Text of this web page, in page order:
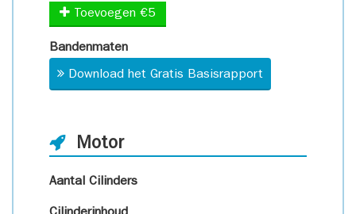
Toevoegen €5
Bandenmaten
Download het Gratis Basisrapport
Motor
Aantal Cilinders